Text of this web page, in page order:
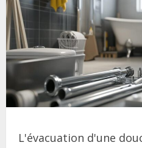
L'évacuation d'une